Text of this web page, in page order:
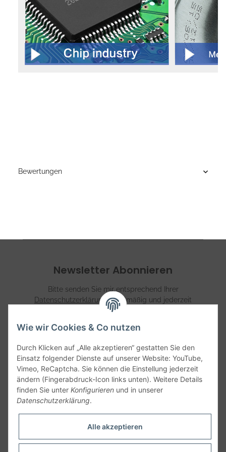
Bewertungen
Newsletter Abonnieren
Bitte senden Sie mir entsprechend Ihrer
Datenschutzerklärungregelmäßig und jederzeit
widerruflich Informationen zu Ihrem Produktsortiment per
Abonnieren
Informationen
Wie wir Cookies & Co nutzen
Durch Klicken auf „Alle akzeptieren“ gestatten Sie den
Einsatz folgender Dienste auf unserer Website: YouTube,
Vimeo, ReCaptcha. Sie können die Einstellung jederzeit
ändern (Fingerabdruck-Icon links unten). Weitere Details
finden Sie unter Konfigurieren und in unserer
Datenschutzerklärung.
Alle akzeptieren